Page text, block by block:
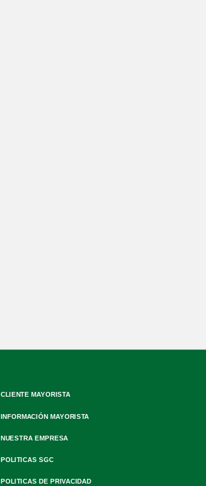
CLIENTE MAYORISTA
INFORMACIÓN MAYORISTA
NUESTRA EMPRESA
POLITICAS SGC
POLITICAS DE PRIVACIDAD